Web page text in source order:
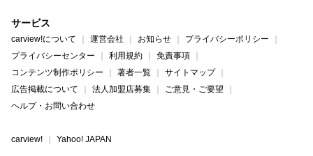
サービス
carview!について 運営会社 お知らせ
プライバシーポリシー
プライバシーセンター
利用規約
免責事項
コンテンツ制作ポリシー
著者一覧
サイトマップ
広告掲載について
法人加盟店募集
ご意見・ご要望
ヘルプ・お問い合わせ
carview! Yahoo! JAPAN